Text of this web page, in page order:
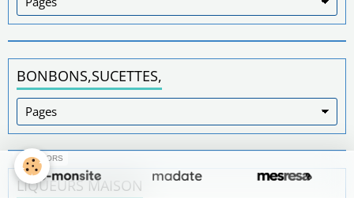
BONBONS,SUCETTES,
LIQUEURS MAISON
SPONSORS